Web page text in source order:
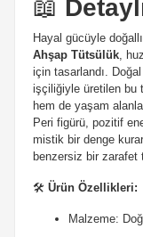
📖
Hayal gücüyle
Ahşap Tütsülük,
için tasarlandı.
işçiliğiyle üretilen bu
hem de yaşam
Peri figürü, pozitif
mistik bir denge
benzersiz bir zarafet
🛠️ Ürün Özellikleri:
Malzeme: